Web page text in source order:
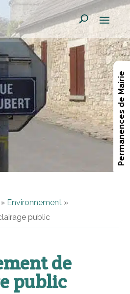
Permanences de Mairie
» Environnement »
public
de
public